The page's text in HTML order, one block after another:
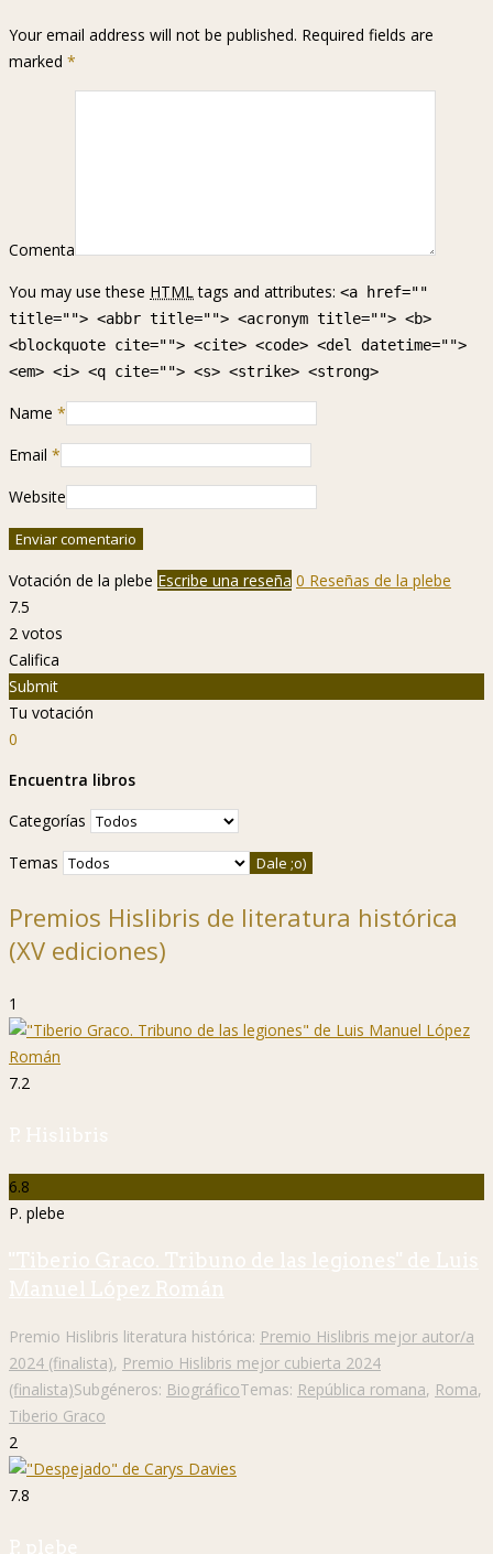
Your email address will not be published. Required fields are
marked *
Comenta
You may use these HTMLtags and attributes: <a href=""
title=""> <abbr title=""> <acronym title=""> <b>
<blockquote cite=""> <cite> <code> <del datetime="">
<em> <i> <q cite=""> <s> <strike> <strong>
Name *
Email *
Website
Votación de la plebe Escribe una reseña 0 Reseñas de la plebe
7.5
2 votos
Califica
Submit
Tu votación
0
Encuentra libros
Categorías
Temas
Premios Hislibris de literatura histórica
(XV ediciones)
1
7.2
P. Hislibris
6.8
P. plebe
"Tiberio Graco. Tribuno de las legiones" de Luis
Manuel López Román
Premio Hislibris literatura histórica: Premio Hislibris mejor autor/a
2024 (finalista), Premio Hislibris mejor cubierta 2024
(finalista)Subgéneros: BiográficoTemas: República romana, Roma,
Tiberio Graco
2
7.8
P. plebe